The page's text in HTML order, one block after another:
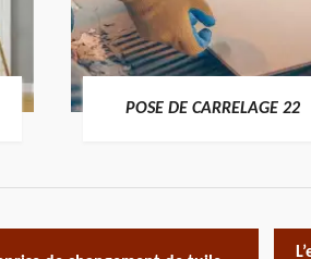
POSE DE CARRELAGE 22